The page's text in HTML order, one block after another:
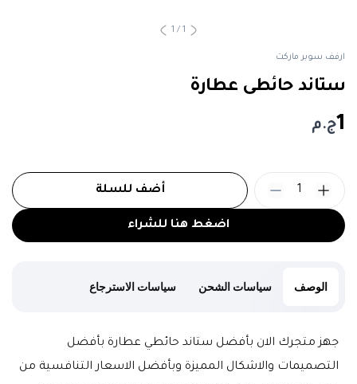
1
/
1
ارفف سوبر ماركت
ستاند حائطى عطارة
1ج.م
اضغط هنا للشراء
أضف للسلة 1
الوصف سياسات الشحن سياسات الاسترجاع